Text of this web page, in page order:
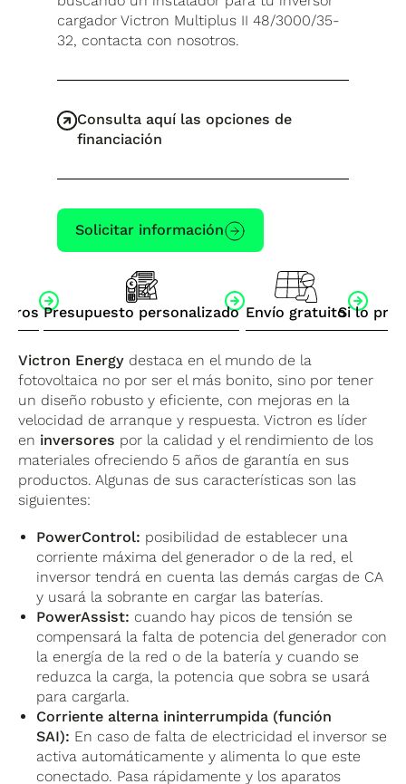
cargador Victron Multiplus II 48/3000/35-
32, contacta con nosotros.
Consulta aquí las opciones de
financiación
Solicitar información
Presupuesto personalizado Envío gratuitoSi lo
Victron Energy destaca en el mundo de la
fotovoltaica no por ser el más bonito, sino por tener
un diseño robusto y eficiente, con mejoras en la
velocidad de arranque y respuesta. Victron es líder
en inversores por la calidad y el rendimiento de los
materiales ofreciendo 5 años de garantía en sus
productos. Algunas de sus características son las
siguientes:
PowerControl: posibilidad de establecer una
corriente máxima del generador o de la red, el
inversor tendrá en cuenta las demás cargas de CA
y usará la sobrante en cargar las baterías.
PowerAssist: cuando hay picos de tensión se
compensará la falta de potencia del generador con
la energía de la red o de la batería y cuando se
reduzca la carga, la potencia que sobra se usará
para cargarla.
Corriente alterna ininterrumpida (función
SAI): En caso de falta de electricidad el inversor se
activa automáticamente y alimenta lo que este
conectado. Pasa rápidamente y los aparatos